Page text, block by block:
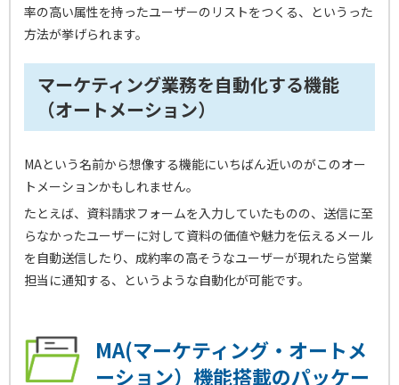
率の高い属性を持ったユーザーのリストをつくる、というった
方法が挙げられます。
マーケティング業務を自動化する機能
（オートメーション）
MAという名前から想像する機能にいちばん近いのがこのオー
トメーションかもしれません。
たとえば、資料請求フォームを入力していたものの、送信に至
らなかったユーザーに対して資料の価値や魅力を伝えるメール
を自動送信したり、成約率の高そうなユーザーが現れたら営業
担当に通知する、というような自動化が可能です。
MA(マーケティング・オートメ
ーション）機能搭載のパッケー